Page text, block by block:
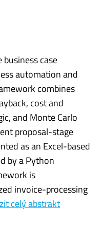
business case
automation and
combines
cost and
and Monte Carlo
proposal-stage
as an Excel-based
by a Python
is
invoice-processing
celý abstrakt